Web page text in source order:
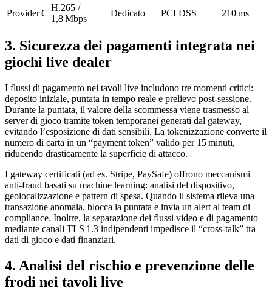
Provider C
H.265 /
1,8 Mbps
Dedicato PCI DSS 210 ms
3. Sicurezza dei pagamenti integrata nei
giochi live dealer
I flussi di pagamento nei tavoli live includono tre momenti critici:
deposito iniziale, puntata in tempo reale e prelievo post‑sessione.
Durante la puntata, il valore della scommessa viene trasmesso al
server di gioco tramite token temporanei generati dal gateway,
evitando l’esposizione di dati sensibili. La tokenizzazione converte il
numero di carta in un “payment token” valido per 15 minuti,
riducendo drasticamente la superficie di attacco.
I gateway certificati (ad es. Stripe, PaySafe) offrono meccanismi
anti‑fraud basati su machine learning: analisi del dispositivo,
geolocalizzazione e pattern di spesa. Quando il sistema rileva una
transazione anomala, blocca la puntata e invia un alert al team di
compliance. Inoltre, la separazione dei flussi video e di pagamento
mediante canali TLS 1.3 indipendenti impedisce il “cross‑talk” tra
dati di gioco e dati finanziari.
4. Analisi del rischio e prevenzione delle
frodi nei tavoli live